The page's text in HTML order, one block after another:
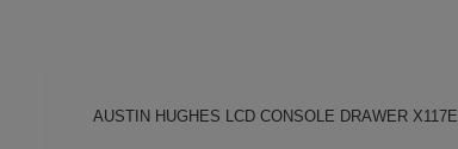
AUSTIN HUGHES LCD CONSOLE DRAWER X117E